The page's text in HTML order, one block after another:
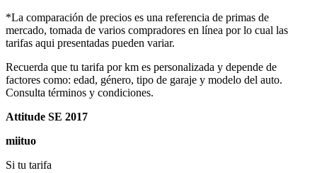
*La comparación de precios es una referencia de primas de
mercado, tomada de varios compradores en línea por lo cual las
tarifas aqui presentadas pueden variar.
Recuerda que tu tarifa por km es personalizada y depende de
factores como: edad, género, tipo de garaje y modelo del auto.
Consulta términos y condiciones.
Attitude SE 2017
miituo
Si tu tarifa